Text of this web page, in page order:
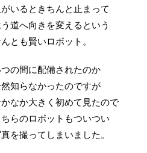
がいるときちんと止まって
道へ向きを変えるという
とも賢いロボット。
の間に配備されたのか
知らなかったのですが
なか大きく初めて見たので
ちらのロボットもついつい
を撮ってしまいました。